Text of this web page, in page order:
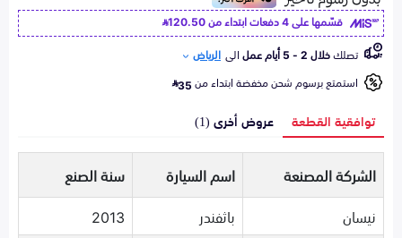
قسّمها على 4 دفعات ابتداء من
120.50
تصلكخلال 2 - 5 أيام عمل الى الرياض
استمتع برسوم شحن مخفضة ابتداء من35
توافقية القطعة عروض أخرى (1)
الشركة المصنعة اسم السيارة
سنة الصنع
نيسان
باثفندر
2013